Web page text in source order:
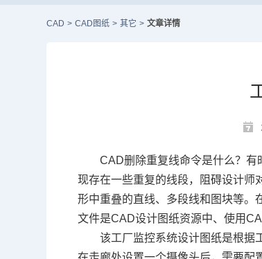
CAD > CAD图纸 > 其它 > 文章详情
CAD删除重复线命令是什么？有
现存在一些重复的线段，阻碍设计师
形中重叠的直线、多段线和图块等。
文件是CAD设计图纸资源中、使用
该工厂监控系统设计图纸是根据